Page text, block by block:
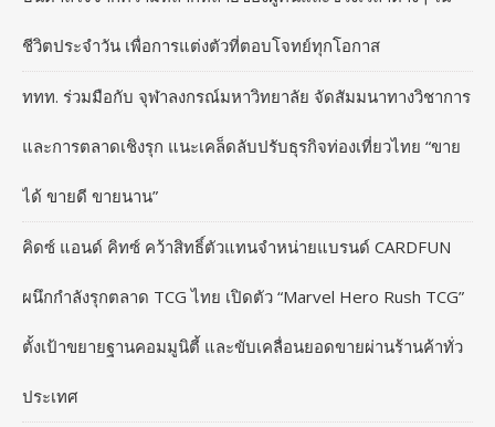
ชีวิตประจำวัน เพื่อการแต่งตัวที่ตอบโจทย์ทุกโอกาส
ททท. ร่วมมือกับ จุฬาลงกรณ์มหาวิทยาลัย จัดสัมมนาทางวิชาการ
และการตลาดเชิงรุก แนะเคล็ดลับปรับธุรกิจท่องเที่ยวไทย “ขาย
ได้ ขายดี ขายนาน”
คิดซ์ แอนด์ คิทซ์ คว้าสิทธิ์ตัวแทนจำหน่ายแบรนด์ CARDFUN
ผนึกกำลังรุกตลาด TCG ไทย เปิดตัว “Marvel Hero Rush TCG”
ตั้งเป้าขยายฐานคอมมูนิตี้ และขับเคลื่อนยอดขายผ่านร้านค้าทั่ว
ประเทศ